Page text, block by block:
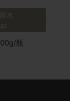
水
瓶